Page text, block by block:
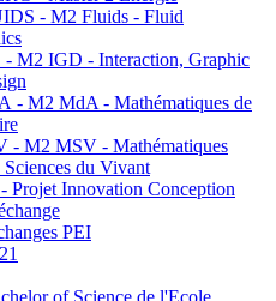
- M2 Fluids - Fluid
M2 IGD - Interaction, Graphic
- M2 MdA - Mathématiques de
- M2 MSV - Mathématiques
Sciences du Vivant
Projet Innovation Conception
PEI
of Science de l'Ecole